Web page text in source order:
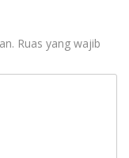
Ruas yang wajib